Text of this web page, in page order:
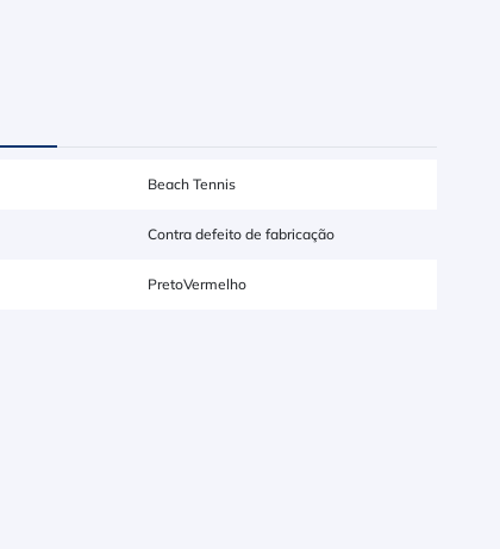
Beach Tennis
Contra defeito de fabricação
PretoVermelho